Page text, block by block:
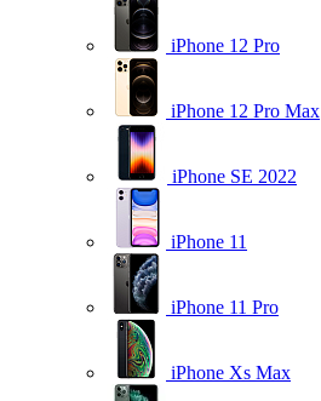
iPhone 12 Pro
iPhone 12 Pro Max
iPhone SE 2022
iPhone 11
iPhone 11 Pro
iPhone Xs Max